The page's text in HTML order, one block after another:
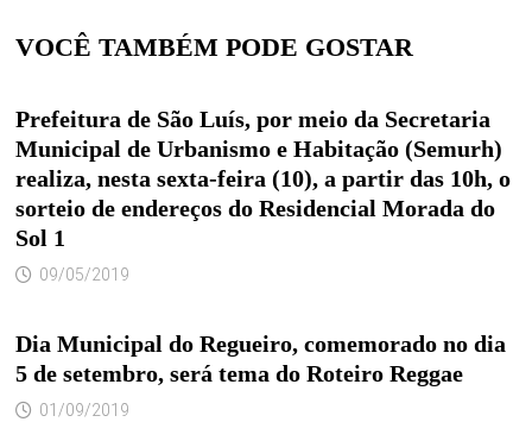
VOCÊ TAMBÉM PODE GOSTAR
Prefeitura de São Luís, por meio da Secretaria
Municipal de Urbanismo e Habitação (Semurh)
realiza, nesta sexta-feira (10), a partir das 10h, o
sorteio de endereços do Residencial Morada do
Sol 1
09/05/2019
Dia Municipal do Regueiro, comemorado no dia
5 de setembro, será tema do Roteiro Reggae
01/09/2019